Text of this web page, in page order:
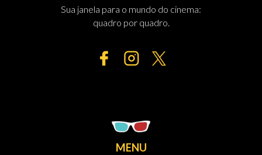
Sua janela para o mundo do cinema:
quadro por quadro.
MENU